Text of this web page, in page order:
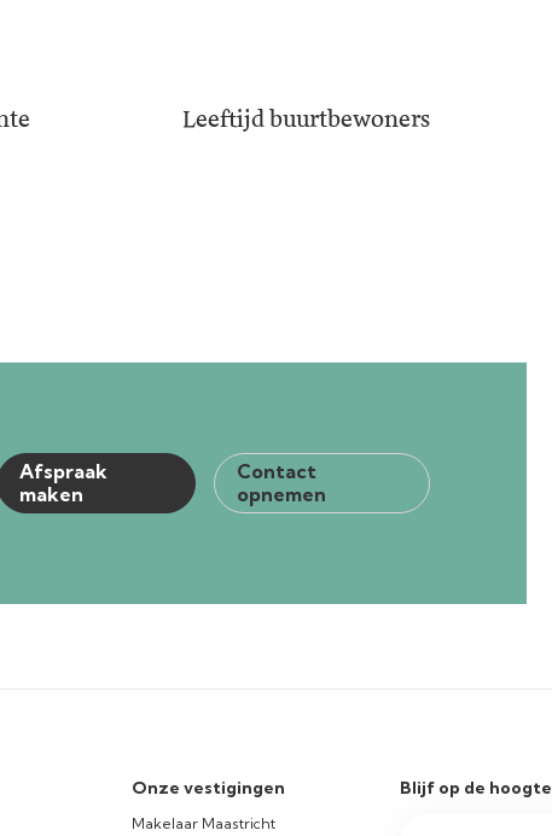
Leeftijd buurtbewoners
Afspraak
maken
Contact
opnemen
Onze vestigingen
Makelaar Maastricht
Blijf op de hoogte